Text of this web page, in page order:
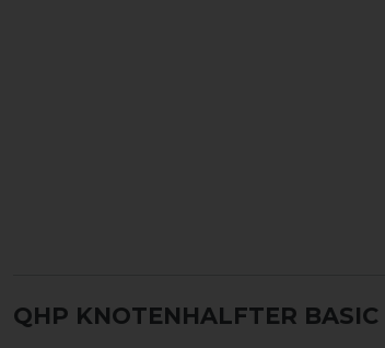
QHP KNOTENHALFTER BASIC